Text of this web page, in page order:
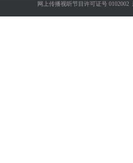
网上传播视听节目许可证号 0102002